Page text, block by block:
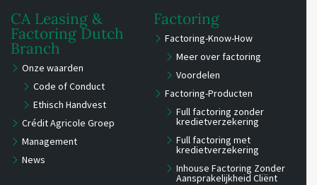
CA Leasing &
Factoring Dutch
Branch
Onze waarden
Code of Conduct
Ethisch Handvest
Crédit Agricole Groep
Management
News
Factoring
Factoring-Know-How
Meer over factoring
Voordelen
Factoring-Producten
Full factoring zonder
kredietverzekering
Full factoring met
kredietverzekering
Inhouse Factoring Zonder
Aansprakelijkheid Cliënt